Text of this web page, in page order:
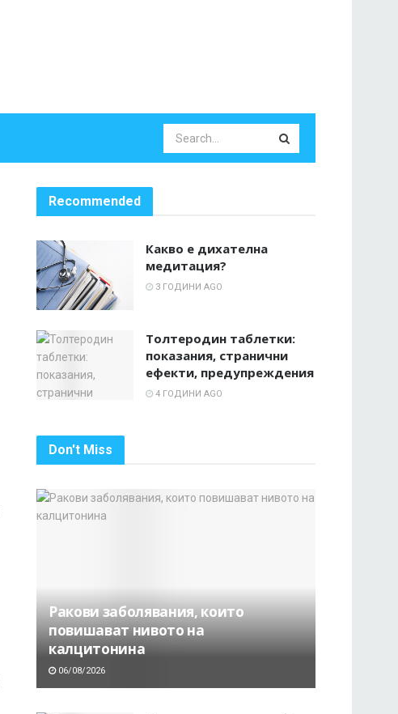
Recommended
Какво е дихателна
медитация?
3 ГОДИНИ AGO
Толтеродин таблетки:
показания, странични
ефекти, предупреждения
4 ГОДИНИ AGO
Don't Miss
Ракови заболявания, които
повишават нивото на
калцитонина
06/08/2026